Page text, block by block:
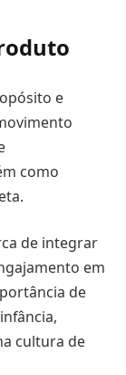
e
como
de integrar
em
de
cultura de